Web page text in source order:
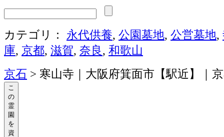
カテゴリ： 永代供養, 公園墓地, 公営墓地,
庫, 京都, 滋賀, 奈良 , 和歌山
京石 > 寒山寺｜大阪府箕面市【駅近】｜
こ
の
霊
園
を
資